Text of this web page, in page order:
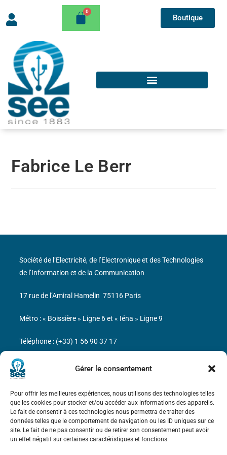
Gérer le consentement
Pour offrir les meilleures expériences, nous utilisons des technologies telles
que les cookies pour stocker et/ou accéder aux informations des appareils.
Le fait de consentir à ces technologies nous permettra de traiter des
données telles que le comportement de navigation ou les ID uniques sur ce
site. Le fait de ne pas consentir ou de retirer son consentement peut avoir
un effet négatif sur certaines caractéristiques et fonctions.
Boutique
Fabrice Le Berr
Bicentenaire des découvertes d’André-
Marie Ampère
Mentions légales
Société de l’Electricité, de l’Electronique et des Technologies
de l’Information et de la Communication
17 rue de l’Amiral Hamelin 75116 Paris
Métro : « Boissière » Ligne 6 et « Iéna » Ligne 9
Téléphone : (+33) 1 56 90 37 17
N° de SIREN : 785 393 232, Code APE : 9412Z TVA intra-
communautaire : FR44 785 393 232